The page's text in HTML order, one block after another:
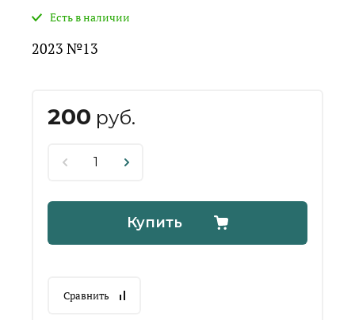
Есть в наличии
2023 №13
200 руб.
Купить
Сравнить